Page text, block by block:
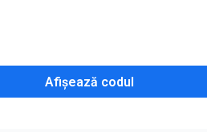
Afișează codul